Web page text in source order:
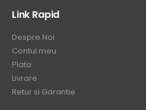
Link Rapid
Despre Noi
Contul meu
Plata
Livrare
Retur si Garantie